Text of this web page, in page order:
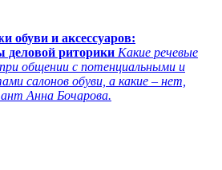
обуви и аксессуаров:
риторики Какие речевые
общении с потенциальными и
салонов обуви, а какие – нет,
Анна Бочарова.